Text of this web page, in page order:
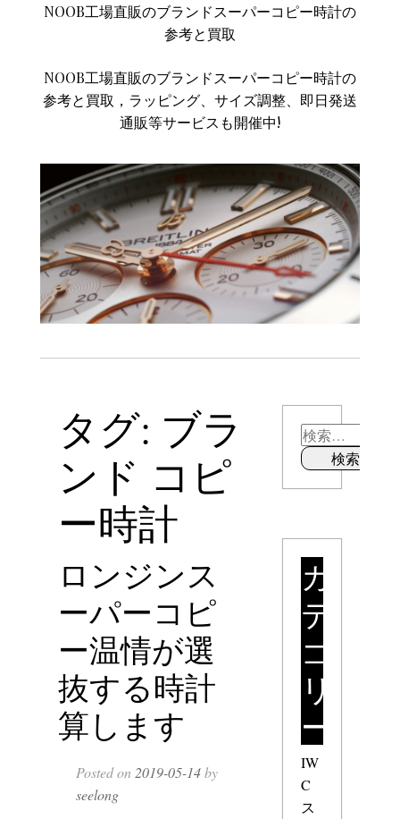
NOOB工場直販のブランドスーパーコピー時計の
参考と買取
NOOB工場直販のブランドスーパーコピー時計の
参考と買取，ラッピング、サイズ調整、即日発送
通販等サービスも開催中!
タグ: ブラ
ンド コピ
ー時計
ロンジンス
ーパーコピ
ー温情が選
抜する時計
算します
Posted on 2019-05-14by
seelong
カ
テ
ゴ
リ
ー
IW
C
ス